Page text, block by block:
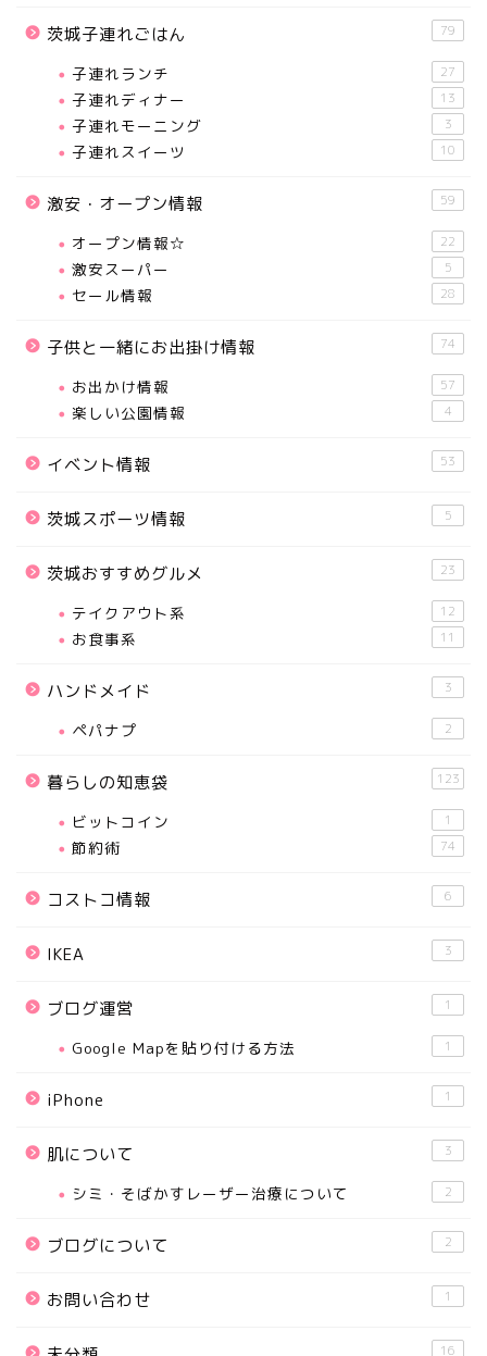
茨城子連れごはん 79
子連れランチ 27
子連れディナー 13
子連れモーニング 3
子連れスイーツ 10
激安・オープン情報 59
オープン情報☆ 22
激安スーパー 5
セール情報 28
子供と一緒にお出掛け情報 74
お出かけ情報 57
楽しい公園情報 4
イベント情報 53
茨城スポーツ情報 5
茨城おすすめグルメ 23
テイクアウト系 12
お食事系 11
ハンドメイド 3
ペパナプ 2
暮らしの知恵袋 123
ビットコイン 1
節約術 74
コストコ情報 6
IKEA 3
ブログ運営 1
Google Mapを貼り付ける方法 1
iPhone 1
肌について 3
シミ・そばかすレーザー治療について 2
ブログについて 2
お問い合わせ 1
16